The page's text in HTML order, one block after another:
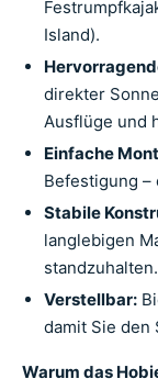
Island).
direkter
Ausflüge und
Einfache
Befestigung
Stabile
langlebigen
standzuhalten.
Verstellbar:
damit Sie den
Warum das